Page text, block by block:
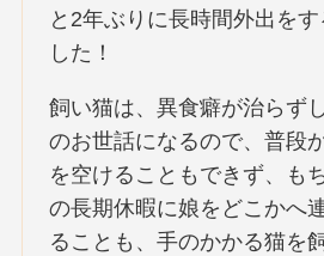
と2年ぶりに長時間外出を
した！
飼い猫は、異食癖が治らず
のお世話になるので、普段
を空けることもできず、も
の長期休暇に娘をどこかへ
ることも、手のかかる猫を